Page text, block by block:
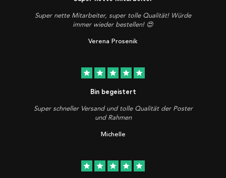
Super nette Mitarbeiter, super tolle Qualität! Würde
immer wieder bestellen! 😍
Verena Prosenik
star star star star star
Bin begeistert
Super schneller Versand und tolle Qualität der Poster
und Rahmen
Michelle
star star star star star